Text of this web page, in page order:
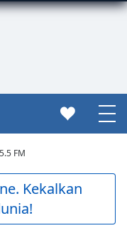
FM
Kekalkan